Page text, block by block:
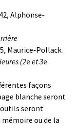
Alphonse-
Maurice-Pollack.
(2e et 3e
façons
blanche seront
outils seront
ou de la